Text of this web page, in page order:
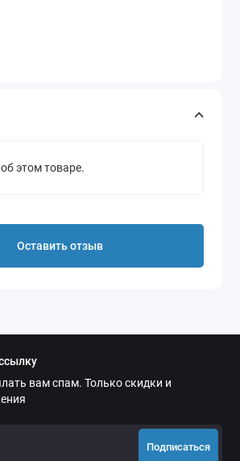
и инструкцией по
клапана-уринатора
этом товаре.
Оставить отзыв
вам спам. Только скидки и
Подписаться